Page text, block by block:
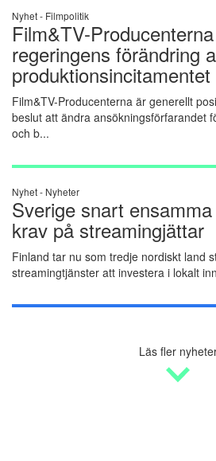
Nyhet - Filmpolitik
Film&TV-
regeringens förändring
produktionsincitamentet
Film&TV-Producenterna är generellt
beslut att ändra ansökningsförfarandet
och b...
Nyhet - Nyheter
Sverige snart
krav på streamingjättar
Finland tar nu som tredje nordiskt land
streamingtjänster att investera i lokalt
Läs fler